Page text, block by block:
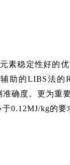
素稳定性好的
助的LIBS法的
确度。更为重
0.12MJ/kg的